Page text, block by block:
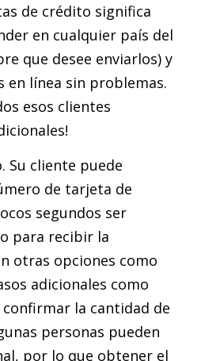
de crédito significa
en cualquier país del
que desee enviarlos) y
en línea sin problemas.
esos clientes
Su cliente puede
de tarjeta de
segundos ser
para recibir la
otras opciones como
adicionales como
la cantidad de
personas pueden
por lo que obtener el